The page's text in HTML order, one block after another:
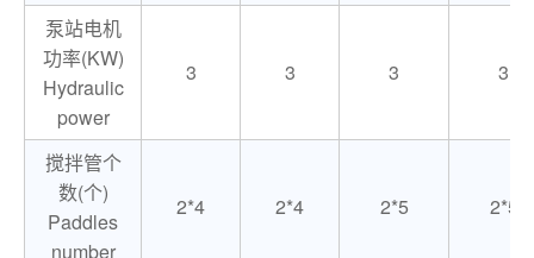
泵站电机
功率(KW)
Hydraulic
power
3 3 3 3
搅拌管个
数(个)
Paddles
number
2*4 2*4 2*5 2*5